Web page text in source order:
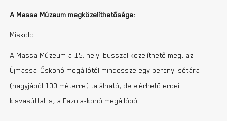
A Massa Múzeum megközelíthetősége:
Miskolc
A Massa Múzeum a 15. helyi busszal közelíthető meg, az
Újmassa-Őskohó megállótól mindössze egy percnyi sétára
(nagyjából 100 méterre) található, de elérhető erdei
kisvasúttal is, a Fazola-kohó megállóból.